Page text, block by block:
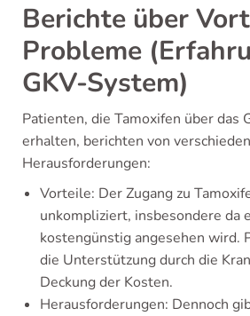
Berichte über
Probleme
GKV-System)
Patienten, die Tamoxifen über das
erhalten, berichten von
Herausforderungen:
Vorteile: Der Zugang zu
unkompliziert, insbesondere da
kostengünstig angesehen wird.
die Unterstützung durch die
Deckung der Kosten.
Herausforderungen: Dennoch